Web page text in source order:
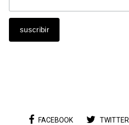
FACEBOOK TWITTER